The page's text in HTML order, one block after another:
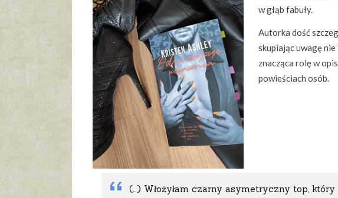
w głąb fabuły.
Autorka dość
skupiając uwagę
znacząca rolę w
powieściach osób.
(…) Włożyłam czarny asymetryczny top,